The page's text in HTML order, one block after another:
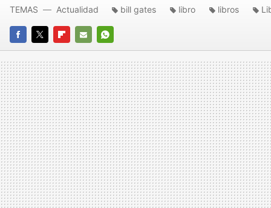
FACEBOOK
TWITTERFLIPBOARD
E-
MAIL
WHATSAPP
TEMAS Actualidad bill gates libro libros